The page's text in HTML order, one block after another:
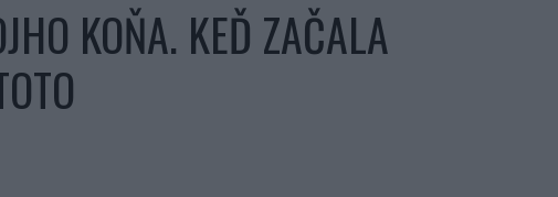
KOŇA. KEĎ ZAČALA